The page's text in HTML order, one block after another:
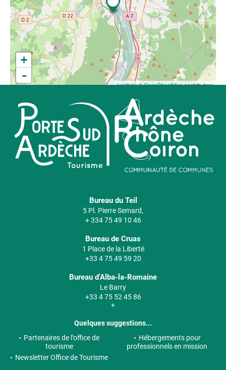
+
-
Leaflet| ©OpenStreetMapcontributors
Bureau du Teil
5 Pl. Pierre Semard,
+ 334 75 49 10 46
Bureau de Cruas
1 Place de la Liberté
+33 4 75 49 59 20
Bureau d’Alba-la-Romaine
Le Barry
+33 4 75 52 45 86
+
Quelques suggestions...
Partenaires de l’office de
tourisme
Hébergements pour
professionnels en mission
Newsletter Office de Tourisme